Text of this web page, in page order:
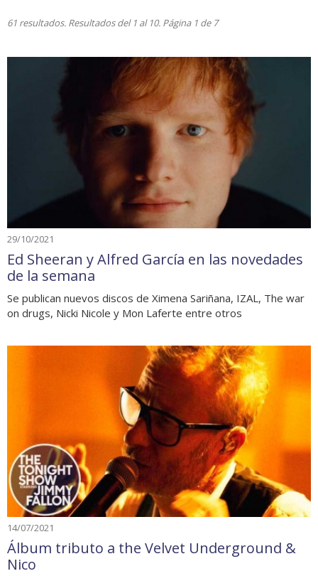
61 resultados. Resultados del 1 al 10. Página 1 de 7
29/10/2021
Ed Sheeran y Alfred García en las novedades
de la semana
Se publican nuevos discos de Ximena Sariñana, IZAL, The war
on drugs, Nicki Nicole y Mon Laferte entre otros
14/07/2021
Álbum tributo a the Velvet Underground &
Nico